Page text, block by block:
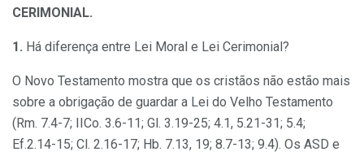
CERIMONIAL.
1. Há diferença entre Lei Moral e Lei Cerimonial?
O Novo Testamento mostra que os cristãos não estão mais
sobre a obrigação de guardar a Lei do Velho Testamento
(Rm. 7.4-7; IICo. 3.6-11; Gl. 3.19-25; 4.1, 5.21-31; 5.4;
Ef.2.14-15; Cl. 2.16-17; Hb. 7.13, 19; 8.7-13; 9.4). Os ASD e